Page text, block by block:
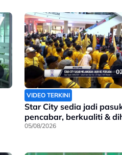
VIDEO TERKINI
Star City sedia jadi
pencabar, berkualiti &
05/08/2026